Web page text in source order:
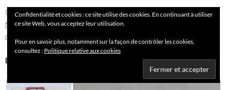
On voit bien un pompiste, un peu triste, devant la
frugalité de l’auto à la pompe et, en arrière plan, un pont
de graissage…rien que de la routine.
De toute façon une Simca cela ne tombe pas en panne.
Confidentialité et cookies : ce site utilise des cookies. En continuant à utiliser
ce site Web, vous acceptez leur utilisation.
Pour en savoir plus, notamment sur la façon de contrôler les cookies,
consultez : Politique relative aux cookies